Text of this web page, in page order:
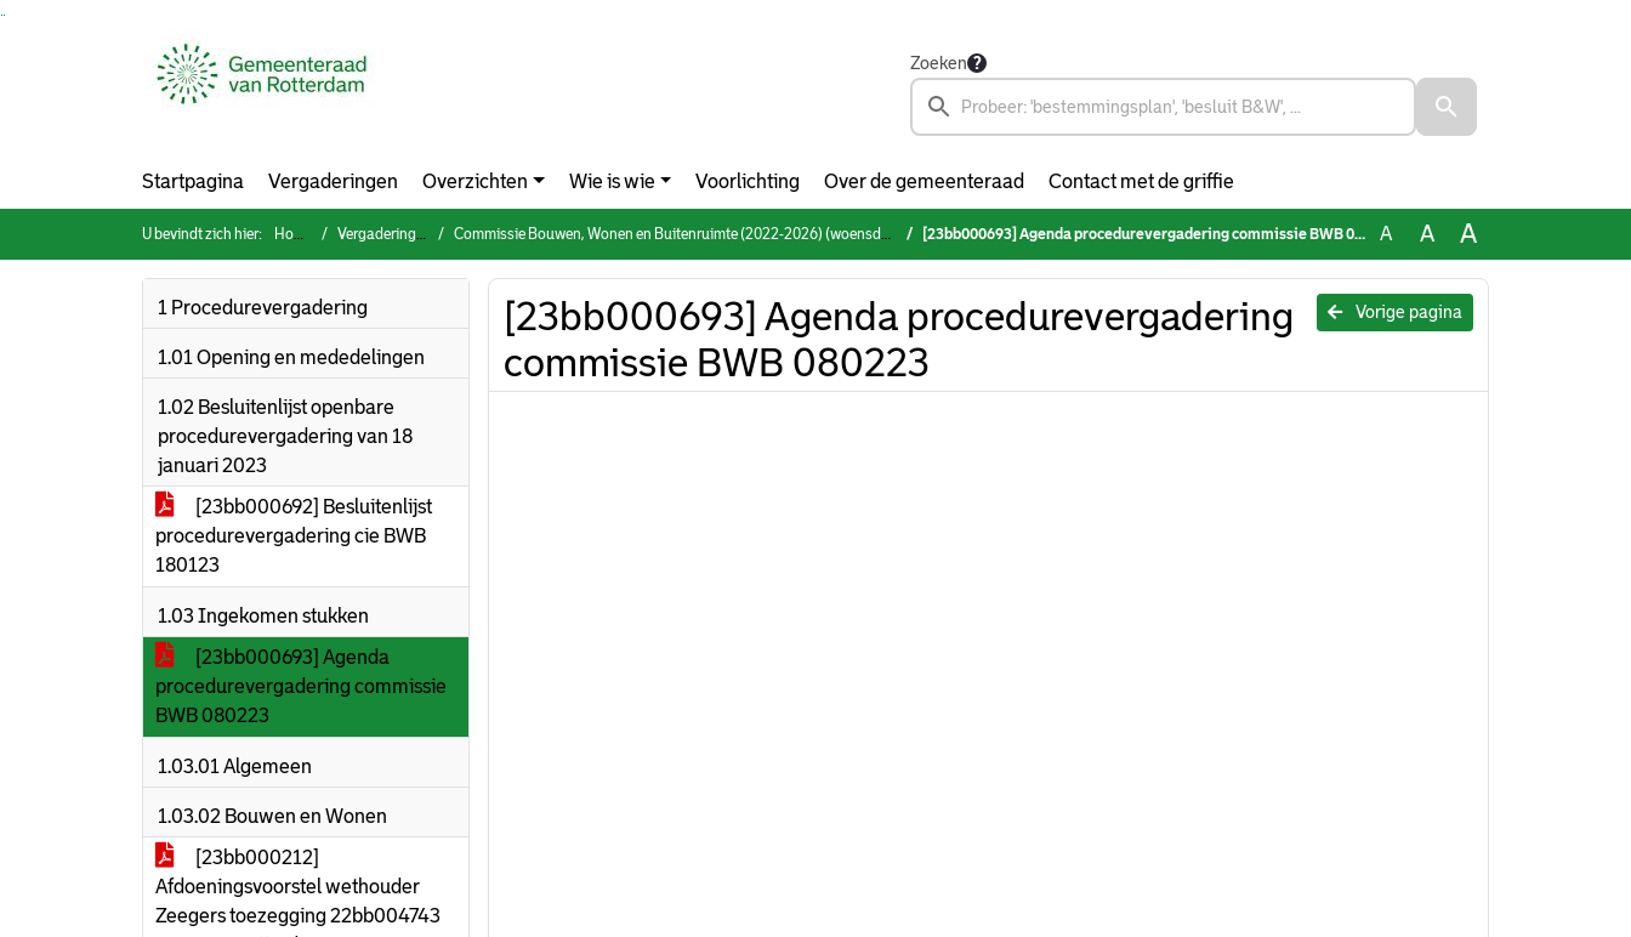
Zoeken
Startpagina Vergaderingen Overzichten Wie is wie Voorlichting Over de gemeenteraad Contact met de griffie
U bevindt zich hier: Home Vergaderingen Commissie Bouwen, Wonen en Buitenruimte (2022-2026) (woensdag 8 februari 2023) [23bb000693] Agenda procedurevergadering commissie BWB 080223 A A A
1 Procedurevergadering
1.01 Opening en mededelingen
1.02 Besluitenlijst openbare
procedurevergadering van 18
januari 2023
[23bb000692] Besluitenlijst
procedurevergadering cie BWB
180123
1.03 Ingekomen stukken
[23bb000693] Agenda
procedurevergadering commissie
BWB 080223
1.03.01 Algemeen
1.03.02 Bouwen en Wonen
[23bb000212]
Afdoeningsvoorstel wethouder
Zeegers toezegging 22bb004743
Vorige pagina
[23bb000693] Agenda procedurevergadering
commissie BWB 080223